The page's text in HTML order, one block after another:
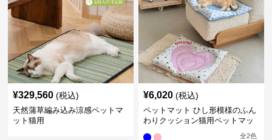
¥329,560 (税込)
天然蒲草編み込み涼感ペットマ
ット猫用
¥6,020 (税込)
ペットマット ひし形模様のふん
わりクッション猫用ペットマッ
全2色